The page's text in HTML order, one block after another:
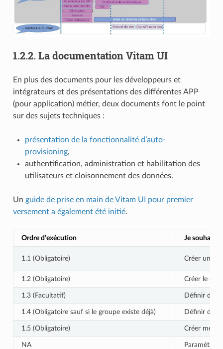
1.2.2. La documentation Vitam UI
En plus des documents pour les développeurs et
intégrateurs et des présentations des différentes APP
(pour application) métier, deux documents font le point
sur des sujets techniques :
présentation de la fonctionnalité d’auto-
provisioning,
authentification, administration et habilitation des
utilisateurs et cloisonnement des données.
Un guide de prise en main de Vitam UI pour premier
versement a également été initié.
Ordre d’exécution Je souhaite ?
1.1 (Obligatoire) Créer une
1.2 (Obligatoire) Créer le
1.3 (Facultatif) Définir des
1.4 (Obligatoire sauf si le groupe existe déjà) Définir des
1.5 (Obligatoire) Créer mes
NA Paramétrer